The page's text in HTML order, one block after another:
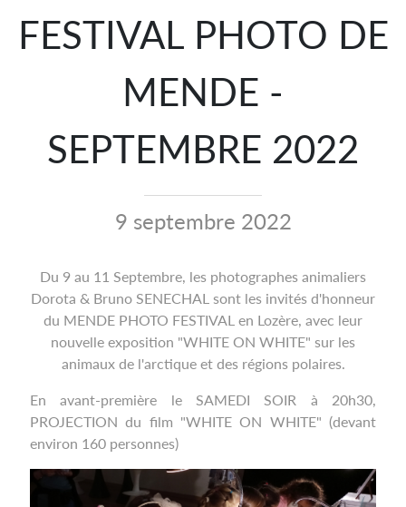
FESTIVAL PHOTO DE
MENDE -
SEPTEMBRE 2022
9 septembre 2022
Du 9 au 11 Septembre, les photographes animaliers
Dorota & Bruno SENECHAL sont les invités d'honneur
du MENDE PHOTO FESTIVAL en Lozère, avec leur
nouvelle exposition "WHITE ON WHITE" sur les
animaux de l'arctique et des régions polaires.
En avant-première le SAMEDI SOIR à 20h30,
PROJECTION du film "WHITE ON WHITE" (devant
environ 160 personnes)